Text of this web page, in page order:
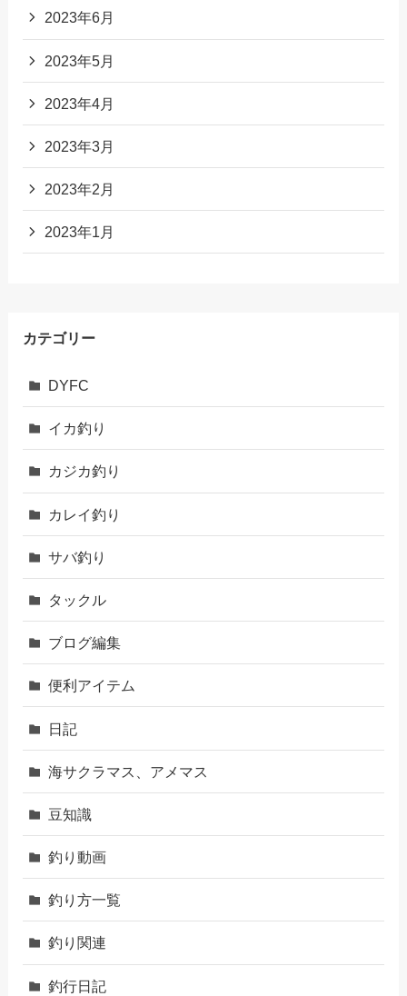
2023年6月
2023年5月
2023年4月
2023年3月
2023年2月
2023年1月
カテゴリー
DYFC
イカ釣り
カジカ釣り
カレイ釣り
サバ釣り
タックル
ブログ編集
便利アイテム
日記
海サクラマス、アメマス
豆知識
釣り動画
釣り方一覧
釣り関連
釣行日記